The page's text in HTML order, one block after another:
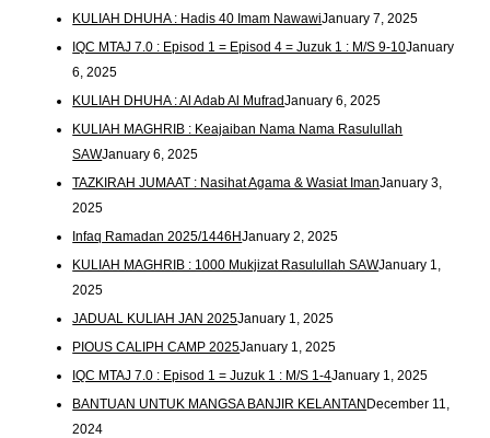
KULIAH DHUHA : Hadis 40 Imam NawawiJanuary 7, 2025
IQC MTAJ 7.0 : Episod 1 = Episod 4 = Juzuk 1 : M/S 9-10January
6, 2025
KULIAH DHUHA : Al Adab Al MufradJanuary 6, 2025
KULIAH MAGHRIB : Keajaiban Nama Nama Rasulullah
SAWJanuary 6, 2025
TAZKIRAH JUMAAT : Nasihat Agama & Wasiat ImanJanuary 3,
2025
Infaq Ramadan 2025/1446HJanuary 2, 2025
KULIAH MAGHRIB : 1000 Mukjizat Rasulullah SAWJanuary 1,
2025
JADUAL KULIAH JAN 2025January 1, 2025
PIOUS CALIPH CAMP 2025January 1, 2025
IQC MTAJ 7.0 : Episod 1 = Juzuk 1 : M/S 1-4January 1, 2025
BANTUAN UNTUK MANGSA BANJIR KELANTANDecember 11,
2024